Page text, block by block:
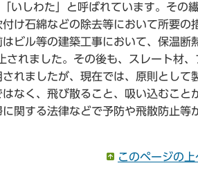
いしわた」と呼ばれています。その
け石綿などの除去等において所要の
ビル等の建築工事において、保温断
れました。その後も、スレート材、
れましたが、現在では、原則として
なく、飛び散ること、吸い込むこと
関する法律などで予防や飛散防止等
このページの上